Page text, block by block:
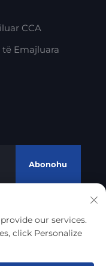
CCA
Emajluara
Abonohu
Cable Technology
our services.
click Personalize